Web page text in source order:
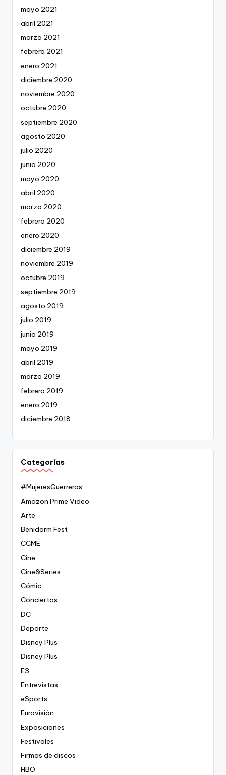
mayo 2021
abril 2021
marzo 2021
febrero 2021
enero 2021
diciembre 2020
noviembre 2020
octubre 2020
septiembre 2020
agosto 2020
julio 2020
junio 2020
mayo 2020
abril 2020
marzo 2020
febrero 2020
enero 2020
diciembre 2019
noviembre 2019
octubre 2019
septiembre 2019
agosto 2019
julio 2019
junio 2019
mayo 2019
abril 2019
marzo 2019
febrero 2019
enero 2019
diciembre 2018
Categorías
#MujeresGuerreras
Amazon Prime Video
Arte
Benidorm Fest
CCME
Cine
Cine&Series
Cómic
Conciertos
DC
Deporte
Disney Plus
Disney Plus
E3
Entrevistas
eSports
Eurovisión
Exposiciones
Festivales
Firmas de discos
HBO